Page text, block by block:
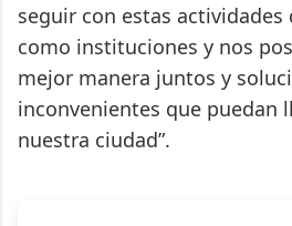
seguir con estas actividades
como instituciones y nos
mejor manera juntos y
inconvenientes que puedan
nuestra ciudad”.